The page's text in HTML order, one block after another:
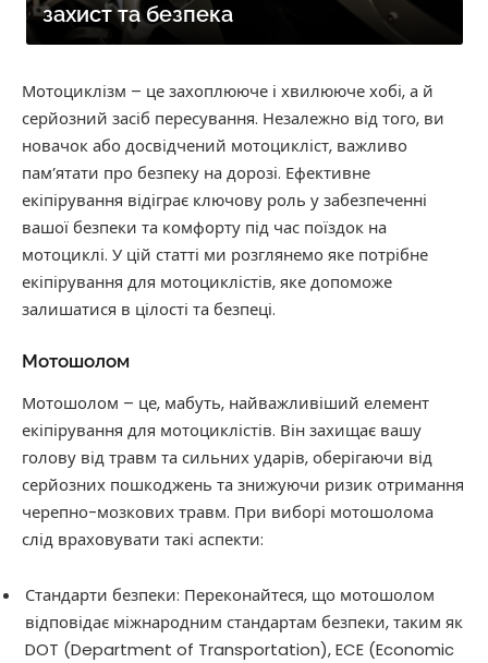
захист та безпека
Мотоциклізм – це захоплююче і хвилююче хобі, а й
серйозний засіб пересування. Незалежно від того, ви
новачок або досвідчений мотоцикліст, важливо
пам’ятати про безпеку на дорозі. Ефективне
екіпірування відіграє ключову роль у забезпеченні
вашої безпеки та комфорту під час поїздок на
мотоциклі. У цій статті ми розглянемо яке потрібне
екіпірування для мотоциклістів, яке допоможе
залишатися в цілості та безпеці.
Мотошолом
Мотошолом – це, мабуть, найважливіший елемент
екіпірування для мотоциклістів. Він захищає вашу
голову від травм та сильних ударів, оберігаючи від
серйозних пошкоджень та знижуючи ризик отримання
черепно-мозкових травм. При виборі мотошолома
слід враховувати такі аспекти:
Стандарти безпеки: Переконайтеся, що мотошолом
відповідає міжнародним стандартам безпеки, таким як
DOT (Department of Transportation), ECE (Economic